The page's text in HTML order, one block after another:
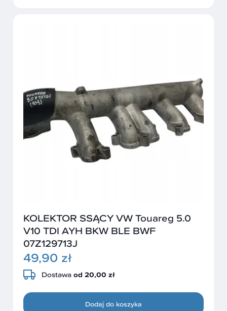
KOLEKTOR SSĄCY VW Touareg 5.0
V10 TDI AYH BKW BLE BWF
07Z129713J
49,90 zł
Dostawa od 20,00 zł
Dodaj do koszyka